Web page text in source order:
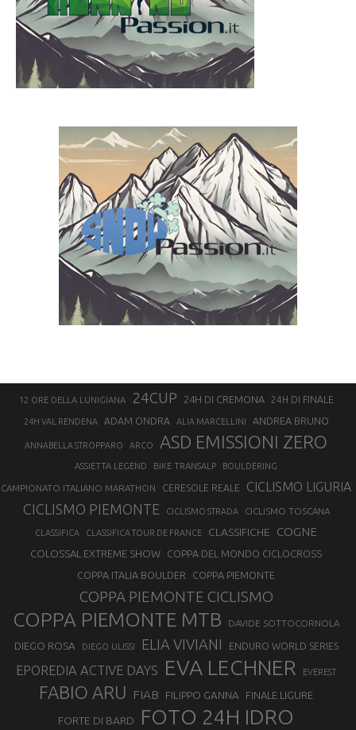
12 ORE DELLA LUNIGIANA 24CUP 24H DI CREMONA 24H DI FINALE
24H VAL RENDENA ADAM ONDRA ALIA MARCELLINI ANDREA BRUNO
ANNABELLA STROPPARO ARCO ASD EMISSIONI ZERO
ASSIETTA LEGEND BIKE TRANSALP BOULDERING
CAMPIONATO ITALIANO MARATHON CERESOLE REALE CICLISMO LIGURIA
CICLISMO PIEMONTE CICLISMO STRADA CICLISMO TOSCANA
CLASSIFICA CLASSIFICA TOUR DE FRANCE CLASSIFICHE COGNE
COLOSSAL EXTREME SHOW
COPPA DEL MONDO CICLOCROSS
COPPA ITALIA BOULDER
COPPA PIEMONTE
COPPA PIEMONTE CICLISMO
COPPA PIEMONTE MTB DAVIDE SOTTOCORNOLA
DIEGO ROSA DIEGO ULISSI ELIA VIVIANI ENDURO WORLD SERIES
EPOREDIA ACTIVE DAYS EVA LECHNER EVEREST
FABIO ARU FIAB FILIPPO GANNA FINALE LIGURE
FORTE DI BARD FOTO 24H IDRO